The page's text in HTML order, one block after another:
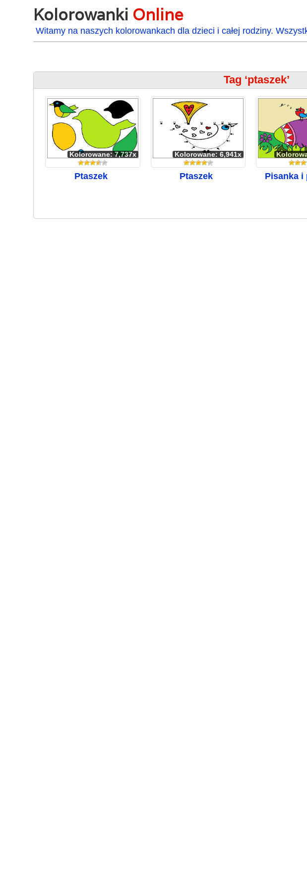
Kolorowanki Online
Witamy na naszych kolorowankach dla dzieci i całej rodziny.
Tag ‘ptaszek’
Kolorowane: 7,737x
Ptaszek
Kolorowane: 6,941x
Ptaszek Pisanka i